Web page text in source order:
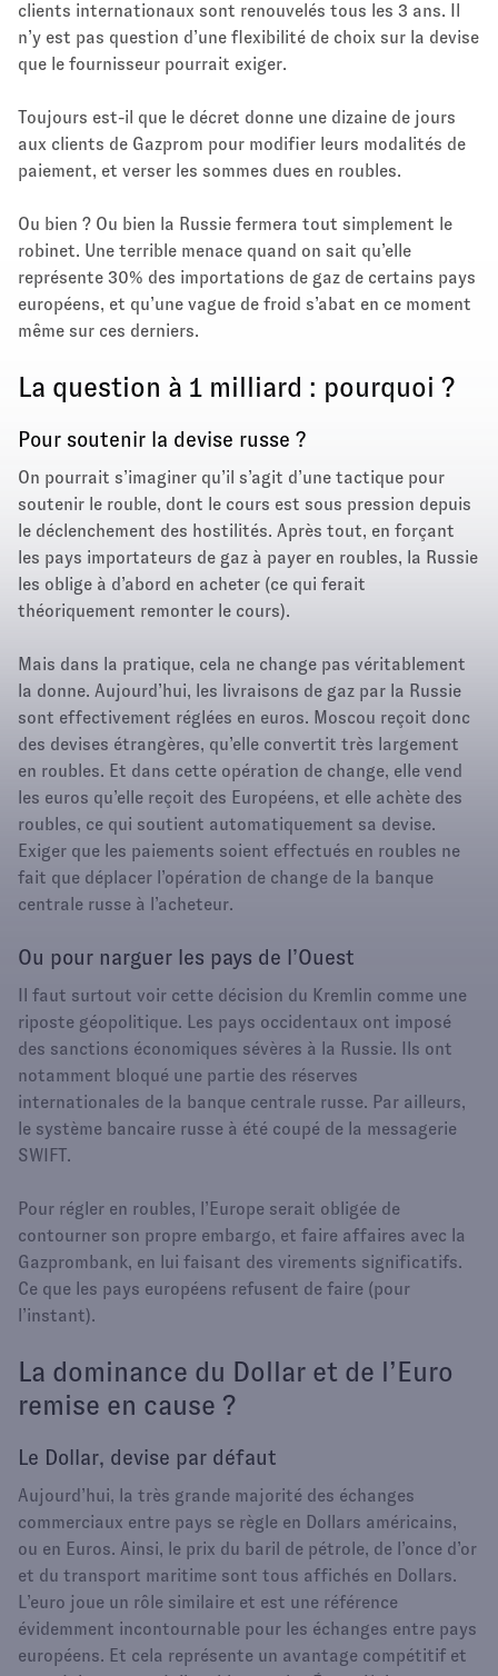
clients internationaux sont renouvelés tous les 3 ans. Il
n’y est pas question d’une flexibilité de choix sur la devise
que le fournisseur pourrait exiger.
Toujours est-il que le décret donne une dizaine de jours
aux clients de Gazprom pour modifier leurs modalités de
paiement, et verser les sommes dues en roubles.
Ou bien ? Ou bien la Russie fermera tout simplement le
robinet. Une terrible menace quand on sait qu’elle
représente 30% des importations de gaz de certains pays
européens, et qu’une vague de froid s’abat en ce moment
même sur ces derniers.
La question à 1 milliard : pourquoi ?
Pour soutenir la devise russe ?
On pourrait s’imaginer qu’il s’agit d’une tactique pour
soutenir le rouble, dont le cours est sous pression depuis
le déclenchement des hostilités. Après tout, en forçant
les pays importateurs de gaz à payer en roubles, la Russie
les oblige à d’abord en acheter (ce qui ferait
théoriquement remonter le cours).
Mais dans la pratique, cela ne change pas véritablement
la donne. Aujourd’hui, les livraisons de gaz par la Russie
sont effectivement réglées en euros. Moscou reçoit donc
des devises étrangères, qu’elle convertit très largement
en roubles. Et dans cette opération de change, elle vend
les euros qu’elle reçoit des Européens, et elle achète des
roubles, ce qui soutient automatiquement sa devise.
Exiger que les paiements soient effectués en roubles ne
fait que déplacer l’opération de change de la banque
centrale russe à l’acheteur.
Ou pour narguer les pays de l’Ouest
Il faut surtout voir cette décision du Kremlin comme une
riposte géopolitique. Les pays occidentaux ont imposé
des sanctions économiques sévères à la Russie. Ils ont
notamment bloqué une partie des réserves
internationales de la banque centrale russe. Par ailleurs,
le système bancaire russe à été coupé de la messagerie
SWIFT.
Pour régler en roubles, l’Europe serait obligée de
contourner son propre embargo, et faire affaires avec la
Gazprombank, en lui faisant des virements significatifs.
Ce que les pays européens refusent de faire (pour
l’instant).
La dominance du Dollar et de l’Euro
remise en cause ?
Le Dollar, devise par défaut
Aujourd’hui, la très grande majorité des échanges
commerciaux entre pays se règle en Dollars américains,
ou en Euros. Ainsi, le prix du baril de pétrole, de l’once d’or
et du transport maritime sont tous affichés en Dollars.
L’euro joue un rôle similaire et est une référence
évidemment incontournable pour les échanges entre pays
européens. Et cela représente un avantage compétitif et